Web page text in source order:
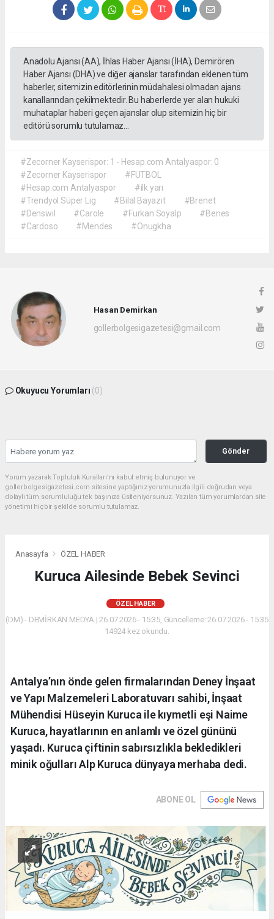
Anadolu Ajansı (AA), İhlas Haber Ajansı (İHA), Demirören
Haber Ajansı (DHA) ve diğer ajanslar tarafından eklenen tüm
haberler, sitemizin editörlerinin müdahalesi olmadan ajans
kanallarından çekilmektedir. Bu haberlerde yer alan hukuki
muhataplar haberi geçen ajanslar olup sitemizin hiç bir
editörü sorumlu tutulamaz...
#Zecorner Kayserispor: 1 - Hesap.com Antalyaspor: 0
#Zecorner Kayserispor
#FUTBOL
#Hesap.com Antalyaspor
#ilk yarı
#Trendyol Süper Lig
#Bilal Bayazıt
#Brenet
#Denswil
#Carole #Furkan Soyalp
#Benes
#Cardoso
#Mendes #Onugkha
Hasan Demirkan
gollerbolgesigazetesi@gmail.com
Okuyucu Yorumları (0)
Gönder
Yorum yazarak Topluluk Kuralları’nı kabul etmiş bulunuyor ve
gollerbolgesigazetesi.com sitesine yaptığınız yorumunuzla ilgili doğrudan veya
dolaylı tüm sorumluluğu tek başınıza üstleniyorsunuz. Yazılan tüm yorumlardan site
yönetimi hiçbir şekilde sorumlu tutulamaz.
Anasayfa ÖZEL HABER
Kuruca Ailesinde Bebek Sevinci
ÖZEL HABER
(DM) - DEMİRKAN MEDYA | 26.07.2026 - 15:35, Güncelleme: 26.07.2026 - 15:35
14924 kez okundu.
Antalya’nın önde gelen firmalarından Deney İnşaat
ve Yapı Malzemeleri Laboratuvarı sahibi, İnşaat
Mühendisi Hüseyin Kuruca ile kıymetli eşi Naime
Kuruca, hayatlarının en anlamlı ve özel gününü
yaşadı. Kuruca çiftinin sabırsızlıkla bekledikleri
minik oğulları Alp Kuruca dünyaya merhaba dedi.
ABONE OL